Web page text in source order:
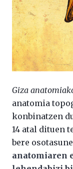
Giza
anatomia
konbinatzen
14 atal dituen
bere
anatomiaren